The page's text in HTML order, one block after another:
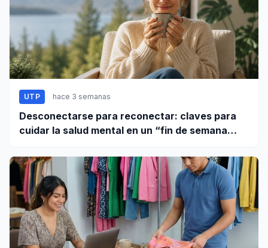
UTP hace 3 semanas
Desconectarse para reconectar: claves para
cuidar la salud mental en un “fin de semana